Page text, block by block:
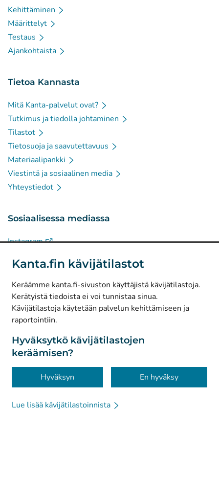
Kanta.fin kävijätilastot
Keräämme kanta.fi-sivuston käyttäjistä kävijätilastoja.
Kerätyistä tiedoista ei voi tunnistaa sinua.
Kävijätilastoja käytetään palvelun kehittämiseen ja
raportointiin.
Hyväksytkö kävijätilastojen
keräämisen?
Hyväksyn En hyväksy
Lue lisää kävijätilastoinnista
Kehittäminen
Määrittelyt
Testaus
Ajankohtaista
Tietoa Kannasta
Mitä Kanta-palvelut ovat?
Tutkimus ja tiedolla johtaminen
Tilastot
Tietosuoja ja saavutettavuus
Materiaalipankki
Viestintä ja sosiaalinen media
Yhteystiedot
Sosiaalisessa mediassa
Instagram(Avautuu uuteen välilehteen)
Facebook(Avautuu uuteen välilehteen)
© Kanta-Palvelut, Kansaneläkelaitos
Tietosuoja
Tietoa sivustosta
Saavutettavuus
Evästeet